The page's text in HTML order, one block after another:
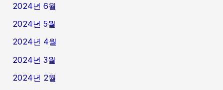
2024년 6월
2024년 5월
2024년 4월
2024년 3월
2024년 2월